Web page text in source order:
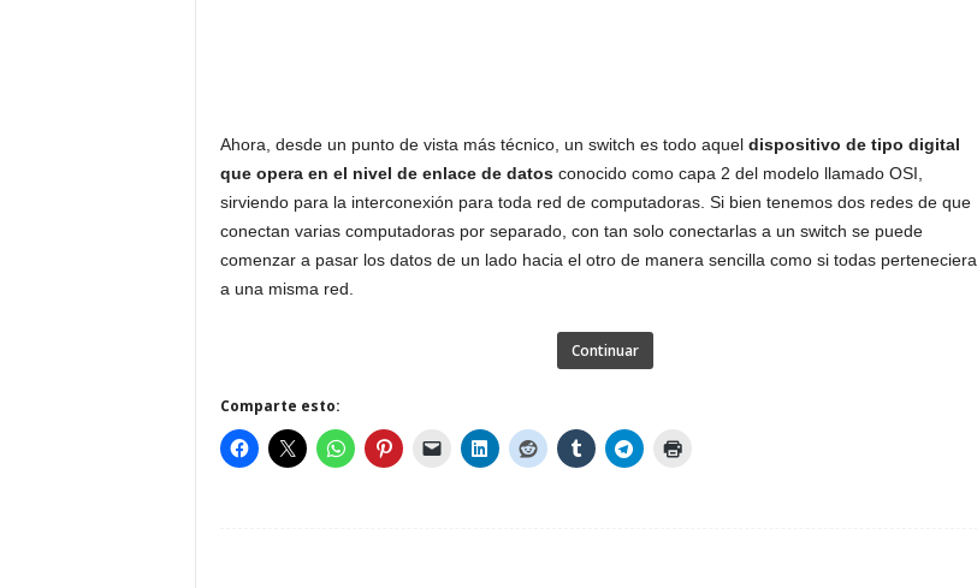
Ahora, desde un punto de vista más técnico, un switch es todo aquel dispositivo de tipo digital
que opera en el nivel de enlace de datosconocido como capa 2 del modelo llamado OSI,
sirviendo para la interconexión para toda red de computadoras. Si bien tenemos dos redes de que
conectan varias computadoras por separado, con tan solo conectarlas a un switch se puede
comenzar a pasar los datos de un lado hacia el otro de manera sencilla como si todas
a una misma red.
Continuar
Comparte esto: